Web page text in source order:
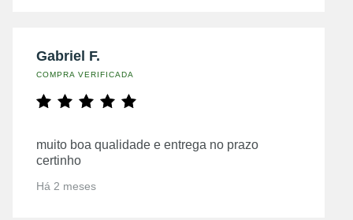
Gabriel F.
COMPRA VERIFICADA
muito boa qualidade e entrega no prazo
certinho
Há 2 meses